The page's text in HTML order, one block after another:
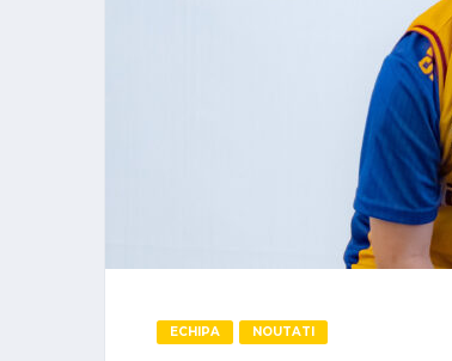
ECHIPA NOUTATI